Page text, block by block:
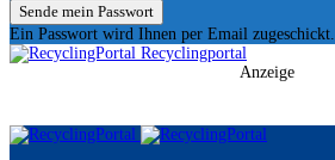
Ein Passwort wird Ihnen per Email zugeschickt.
Recyclingportal
Anzeige